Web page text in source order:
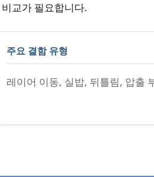
교가 필요합니다.
주요 결함 유형
레이어 이동, 실밥, 뒤틀림, 압출